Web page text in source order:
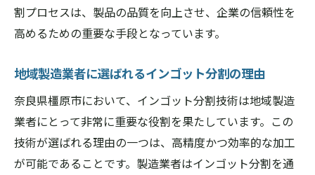
割プロセスは、製品の品質を向上させ、企業の信頼性を
高めるための重要な手段となっています。
地域製造業者に選ばれるインゴット分割の理由
奈良県橿原市において、インゴット分割技術は地域製造
業者にとって非常に重要な役割を果たしています。この
技術が選ばれる理由の一つは、高精度かつ効率的な加工
が可能であることです。製造業者はインゴット分割を通